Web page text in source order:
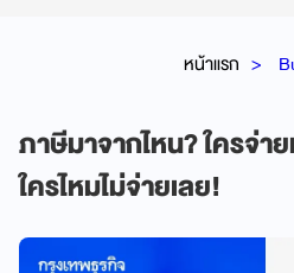
หน้าแรก
ภาษีมาจากไหน? ใครจ่า
ใครไหมไม่จ่ายเลย!